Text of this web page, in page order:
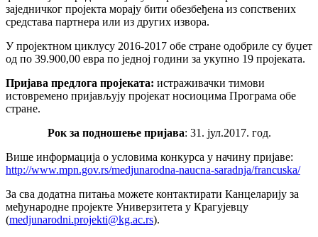
заједничког пројекта морају бити обезбеђена из сопствених
средстава партнера или из других извора.
У пројектном циклусу 2016-2017 обе стране одобриле су буџет
од по 39.900,00 евра по једној години за укупно 19 пројеката.
Пријава предлога пројеката: истраживачки тимови
истовремено пријављују пројекат носиоцима Програма обе
стране.
Рок за подношење пријава: 31. јул.2017. год.
Више информација о условима конкурса у начину пријаве:
http://www.mpn.gov.rs/medjunarodna-naucna-saradnja/francuska/
За сва додатна питања можете контактирати Канцеларију за
међународне пројекте Универзитета у Крагујевцу
(medjunarodni.projekti@kg.ac.rs).